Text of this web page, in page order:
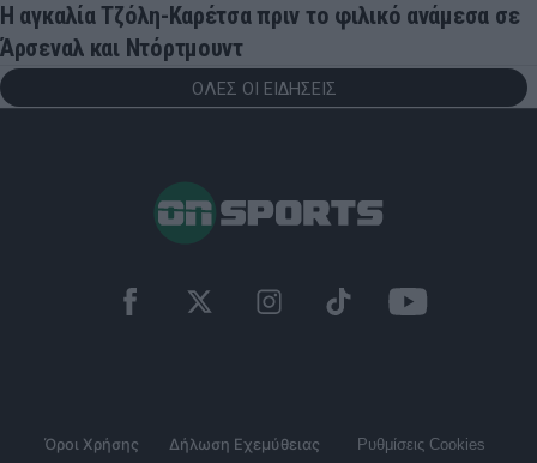
Η αγκαλία Τζόλη-Καρέτσα πριν το φιλικό ανάμεσα σε
Άρσεναλ και Ντόρτμουντ
ΟΛΕΣ ΟΙ ΕΙΔΗΣΕΙΣ
Όροι Χρήσης Δήλωση Εχεμύθειας Ρυθμίσεις Cookies